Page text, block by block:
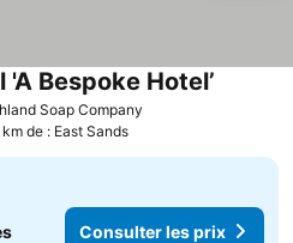
Soap Company
Bespoke Hotel’
de : East Sands
Consulter les prix